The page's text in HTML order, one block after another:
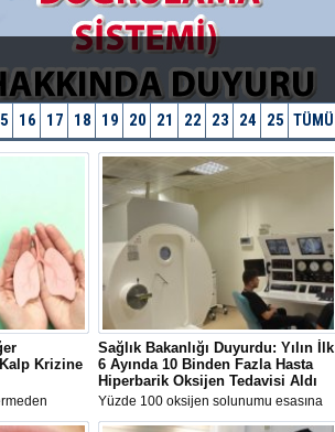
16 17 18 19 20 21 22 23 24 25 TÜMÜ
Krizine
karşı
Sağlık Bakanlığı Duyurdu: Yılın İlk
6 Ayında 10 Binden Fazla Hasta
Hiperbarik Oksijen Tedavisi Aldı
Yüzde 100 oksijen solunumu esasına
dayanan Hiperbarik Oksijen Tedavisi